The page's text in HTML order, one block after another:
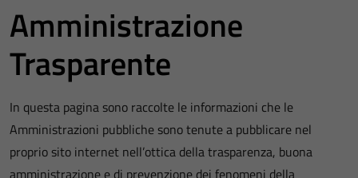
Amministrazione
Trasparente
In questa pagina sono raccolte le informazioni che le
Amministrazioni pubbliche sono tenute a pubblicare nel
proprio sito internet nell’ottica della trasparenza, buona
amministrazione e di prevenzione dei fenomeni della